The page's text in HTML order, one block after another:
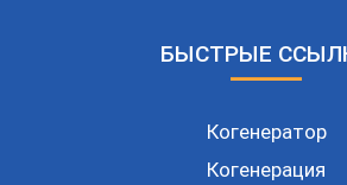
БЫСТРЫЕ
Когенератор
Когенерация